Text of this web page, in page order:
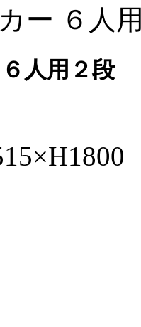
ー ６人
人用２段